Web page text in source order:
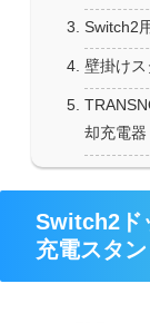
Switch2
壁掛け
却充電器
Switch2ド
充電スタ